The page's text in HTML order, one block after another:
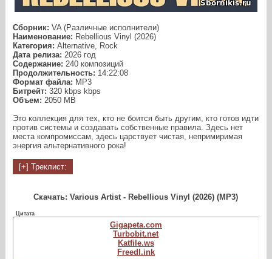
Сборник: VA (Различные исполнители)
Наименование: Rebellious Vinyl (2026)
Категория: Alternative, Rock
Дата релиза: 2026 год
Содержание: 240 композиций
Продолжительность: 14:22:08
Формат файла: MP3
Битрейт: 320 kbps kbps
Объем: 2050 МB
Это коллекция для тех, кто не боится быть другим, кто готов идти
против системы и создавать собственные правила. Здесь нет
места компромиссам, здесь царствует чистая, непримиримая
энергия альтернативного рока!
Скачать: Various Artist - Rebellious Vinyl (2026) (MP3)
Цитата
Gigapeta.com
Turbobit.net
Katfile.ws
Freedl.ink